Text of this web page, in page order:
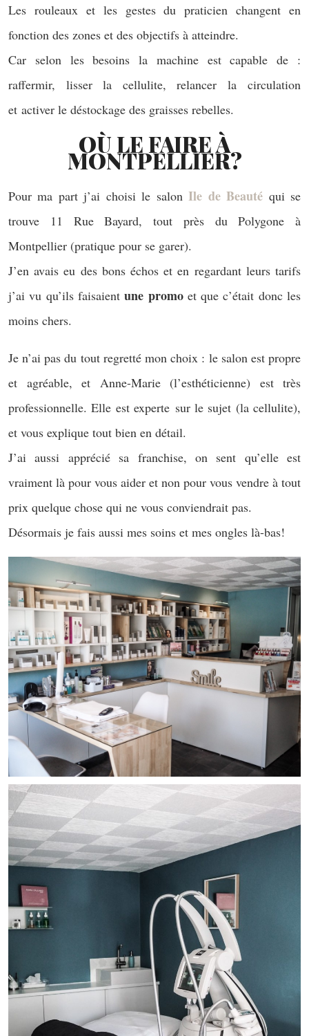
Les rouleaux et les gestes du praticien changent en
fonction des zones et des objectifs à atteindre.
Car selon les besoins la machine est capable de :
raffermir, lisser la cellulite, relancer la circulation
et activer le déstockage des graisses rebelles.
OÙ LE FAIRE À
MONTPELLIER?
Pour ma part j’ai choisi le salonIle de Beauté qui se
trouve 11 Rue Bayard, tout près du Polygone à
Montpellier (pratique pour se garer).
J’en avais eu des bons échos et en regardant leurs tarifs
j’ai vu qu’ils faisaientune promoet que c’était donc les
moins chers.
Je n’ai pas du tout regretté mon choix : le salon est propre
et agréable, et Anne-Marie (l’esthéticienne) est très
professionnelle. Elle est experte sur le sujet (la cellulite),
et vous explique tout bien en détail.
J’ai aussi apprécié sa franchise, on sent qu’elle est
vraiment là pour vous aider et non pour vous vendre à tout
prix quelque chose qui ne vous conviendrait pas.
Désormais je fais aussi mes soins et mes ongles là-bas!